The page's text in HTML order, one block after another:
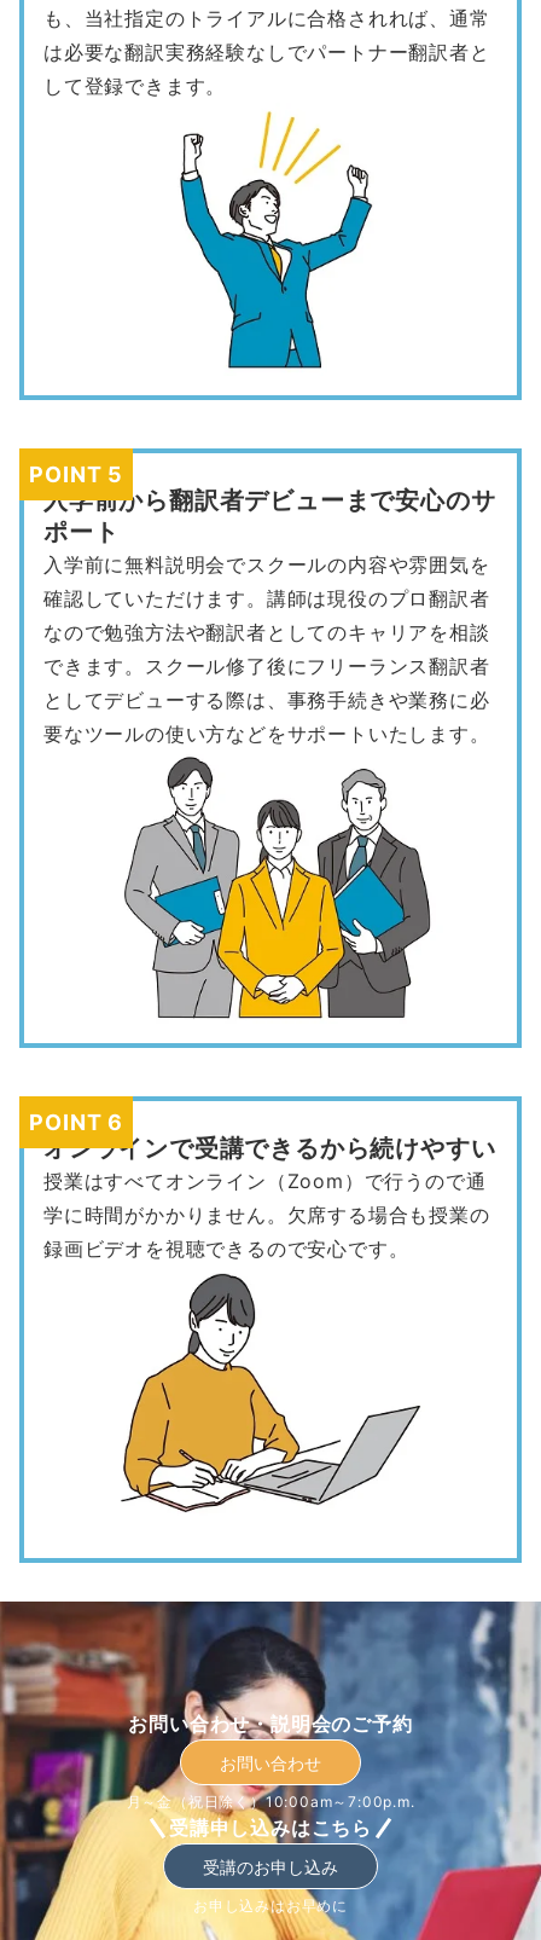
も、当社指定のトライアルに合格されれば、通常
は必要な翻訳実務経験なしでパートナー翻訳者と
して登録できます。
POINT 5
入学前から翻訳者デビューまで安心のサ
ポート
入学前に無料説明会でスクールの内容や雰囲気を
確認していただけます。講師は現役のプロ翻訳者
なので勉強方法や翻訳者としてのキャリアを相談
できます。スクール修了後にフリーランス翻訳者
としてデビューする際は、事務手続きや業務に必
要なツールの使い方などをサポートいたします。
POINT 6
オンラインで受講できるから続けやすい
授業はすべてオンライン（Zoom）で行うので通
学に時間がかかりません。欠席する場合も授業の
録画ビデオを視聴できるので安心です。
お問い合わせ・説明会のご予約
お問い合わせ
月～金（祝日除く）10:00am～7:00p.m.
受講申し込みはこちら
受講のお申し込み
お申し込みはお早めに